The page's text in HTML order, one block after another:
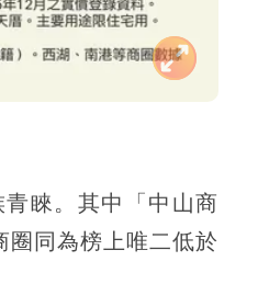
睞。其中「中山商
同為榜上唯二低於